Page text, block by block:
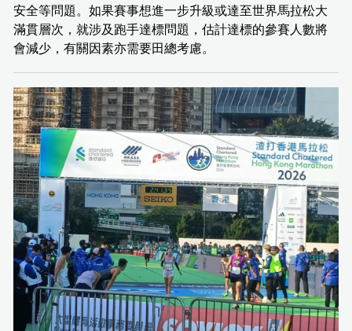
安全等問題。如果賽事想進一步升級或達至世界馬拉松大
滿貫層次，就涉及跑手達標問題，估計達標的參賽人數將
會減少，有關因素亦需要田總考慮。